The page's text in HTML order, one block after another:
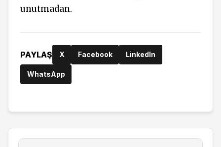
unutmadan.
PAYLAŞ X Facebook LinkedIn
WhatsApp